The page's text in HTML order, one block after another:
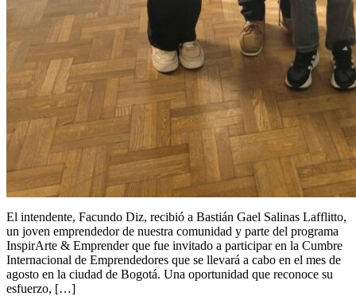
El intendente, Facundo Diz, recibió a Bastián Gael Salinas Lafflitto,
un joven emprendedor de nuestra comunidad y parte del programa
InspirArte & Emprender que fue invitado a participar en la Cumbre
Internacional de Emprendedores que se llevará a cabo en el mes de
agosto en la ciudad de Bogotá. Una oportunidad que reconoce su
esfuerzo, […]